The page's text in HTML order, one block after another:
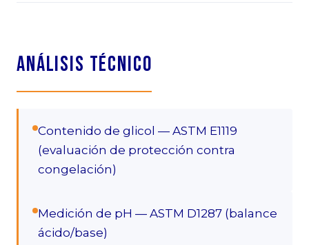
Análisis Técnico
Contenido de glicol — ASTM E1119
(evaluación de protección contra
congelación)
Medición de pH — ASTM D1287 (balance
ácido/base)